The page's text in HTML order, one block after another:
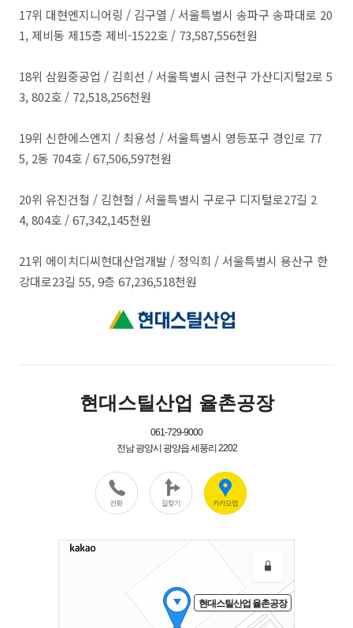
​17위 대현엔지니어링 / 김구열 / 서울특별시 송파구 송파대로 20
1, 제비동 제15층 제비-1522호 / 73,587,556천원
​18위 삼원중공업 / 김희선 / 서울특별시 금천구 가산디지털2로 5
3, 802호 / 72,518,256천원
​19위 신한에스엔지 / 최용성 / 서울특별시 영등포구 경인로 77
5, 2동 704호 / 67,506,597천원
​20위 유진건철 / 김현철 / 서울특별시 구로구 디지털로27길 2
4, 804호 / 67,342,145천원
​21위 에이치디씨현대산업개발 / 정익희 / 서울특별시 용산구 한
강대로23길 55, 9층 67,236,518천원